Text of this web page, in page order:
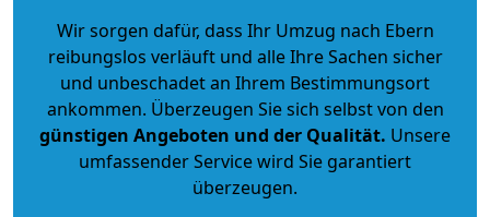
Wir sorgen dafür, dass Ihr Umzug nach Ebern
reibungslos verläuft und alle Ihre Sachen sicher
und unbeschadet an Ihrem Bestimmungsort
ankommen. Überzeugen Sie sich selbst von den
günstigen Angeboten und der Qualität. Unsere
umfassender Service wird Sie garantiert
überzeugen.